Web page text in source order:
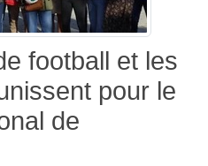
football et les
pour le
de